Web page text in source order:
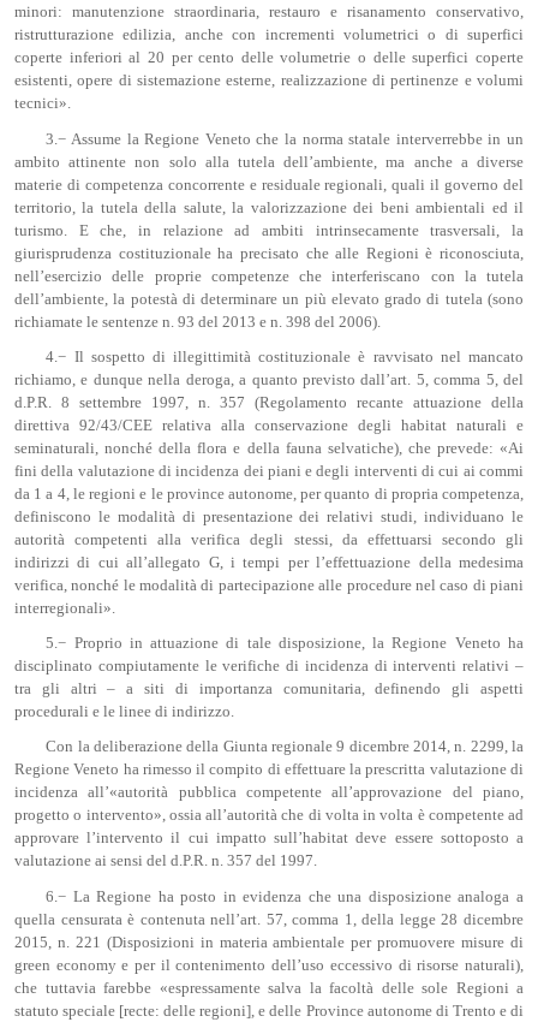
minori: manutenzione straordinaria, restauro e risanamento conservativo,
ristrutturazione edilizia, anche con incrementi volumetrici o di superfici
coperte inferiori al 20 per cento delle volumetrie o delle superfici coperte
esistenti, opere di sistemazione esterne, realizzazione di pertinenze e volumi
tecnici».
3.− Assume la Regione Veneto che la norma statale interverrebbe in un
ambito attinente non solo alla tutela dell’ambiente, ma anche a diverse
materie di competenza concorrente e residuale regionali, quali il governo del
territorio, la tutela della salute, la valorizzazione dei beni ambientali ed il
turismo. E che, in relazione ad ambiti intrinsecamente trasversali, la
giurisprudenza costituzionale ha precisato che alle Regioni è riconosciuta,
nell’esercizio delle proprie competenze che interferiscano con la tutela
dell’ambiente, la potestà di determinare un più elevato grado di tutela (sono
richiamate le sentenze n. 93 del 2013 e n. 398 del 2006).
4.− Il sospetto di illegittimità costituzionale è ravvisato nel mancato
richiamo, e dunque nella deroga, a quanto previsto dall’art. 5, comma 5, del
d.P.R. 8 settembre 1997, n. 357 (Regolamento recante attuazione della
direttiva 92/43/CEE relativa alla conservazione degli habitat naturali e
seminaturali, nonché della flora e della fauna selvatiche), che prevede: «Ai
fini della valutazione di incidenza dei piani e degli interventi di cui ai commi
da 1 a 4, le regioni e le province autonome, per quanto di propria competenza,
definiscono le modalità di presentazione dei relativi studi, individuano le
autorità competenti alla verifica degli stessi, da effettuarsi secondo gli
indirizzi di cui all’allegato G, i tempi per l’effettuazione della medesima
verifica, nonché le modalità di partecipazione alle procedure nel caso di piani
interregionali».
5.− Proprio in attuazione di tale disposizione, la Regione Veneto ha
disciplinato compiutamente le verifiche di incidenza di interventi relativi –
tra gli altri – a siti di importanza comunitaria, definendo gli aspetti
procedurali e le linee di indirizzo.
Con la deliberazione della Giunta regionale 9 dicembre 2014, n. 2299, la
Regione Veneto ha rimesso il compito di effettuare la prescritta valutazione di
incidenza all’«autorità pubblica competente all’approvazione del piano,
progetto o intervento», ossia all’autorità che di volta in volta è competente ad
approvare l’intervento il cui impatto sull’habitat deve essere sottoposto a
valutazione ai sensi del d.P.R. n. 357 del 1997.
6.− La Regione ha posto in evidenza che una disposizione analoga a
quella censurata è contenuta nell’art. 57, comma 1, della legge 28 dicembre
2015, n. 221 (Disposizioni in materia ambientale per promuovere misure di
green economy e per il contenimento dell’uso eccessivo di risorse naturali),
che tuttavia farebbe «espressamente salva la facoltà delle sole Regioni a
statuto speciale [recte: delle regioni], e delle Province autonome di Trento e di